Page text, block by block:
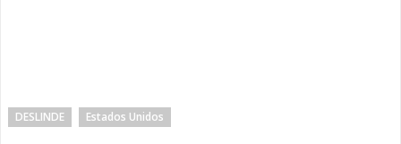
DESLINDE Estados Unidos